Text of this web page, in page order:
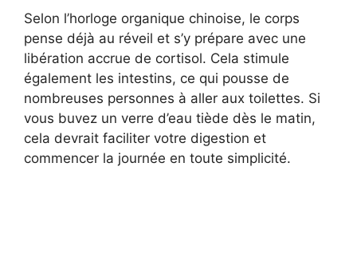
Selon l’horloge organique chinoise, le corps
pense déjà au réveil et s’y prépare avec une
libération accrue de cortisol. Cela stimule
également les intestins, ce qui pousse de
nombreuses personnes à aller aux toilettes. Si
vous buvez un verre d’eau tiède dès le matin,
cela devrait faciliter votre digestion et
commencer la journée en toute simplicité.